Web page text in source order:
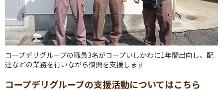
コープデリグループの職員3名がコープいしかわに1年間出向し、配
達などの業務を行いながら復興を支援します
コープデリグループの支援活動についてはこちら